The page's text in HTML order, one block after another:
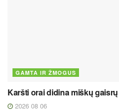
GAMTA IR ŽMOGUS
Karšti orai didina miškų
2026 08 06